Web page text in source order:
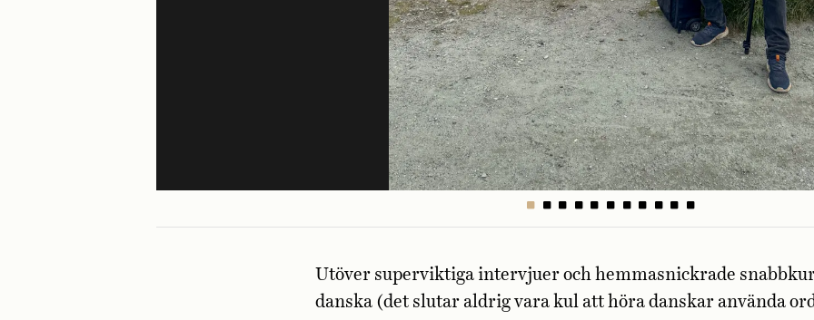
Utöver superviktiga intervjuer och hemmasnickrade
danska (det slutar aldrig vara kul att höra danskar använda